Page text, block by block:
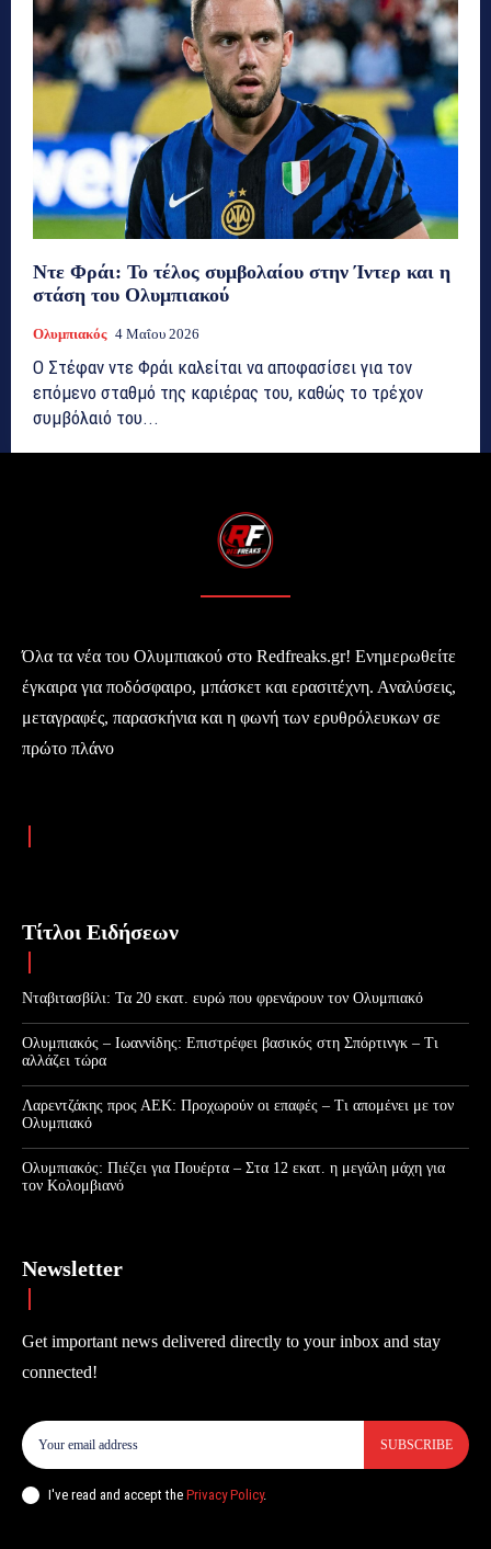
Ντε Φράι: Το τέλος συμβολαίου στην Ίντερ και η
στάση του Ολυμπιακού
Ολυμπιακός 4 Μαΐου 2026
Ο Στέφαν ντε Φράι καλείται να αποφασίσει για τον
επόμενο σταθμό της καριέρας του, καθώς το τρέχον
συμβόλαιό του...
Όλα τα νέα του Ολυμπιακού στο Redfreaks.gr! Ενημερωθείτε
έγκαιρα για ποδόσφαιρο, μπάσκετ και ερασιτέχνη. Αναλύσεις,
μεταγραφές, παρασκήνια και η φωνή των ερυθρόλευκων σε
πρώτο πλάνο
Τίτλοι Ειδήσεων
Νταβιτασβίλι: Τα 20 εκατ. ευρώ που φρενάρουν τον Ολυμπιακό
Ολυμπιακός – Ιωαννίδης: Επιστρέφει βασικός στη Σπόρτινγκ – Τι
αλλάζει τώρα
Λαρεντζάκης προς ΑΕΚ: Προχωρούν οι επαφές – Τι απομένει με τον
Ολυμπιακό
Ολυμπιακός: Πιέζει για Πουέρτα – Στα 12 εκατ. η μεγάλη μάχη για
τον Κολομβιανό
Newsletter
Get important news delivered directly to your inbox and stay
connected!
SUBSCRIBE
I've read and accept the Privacy Policy.